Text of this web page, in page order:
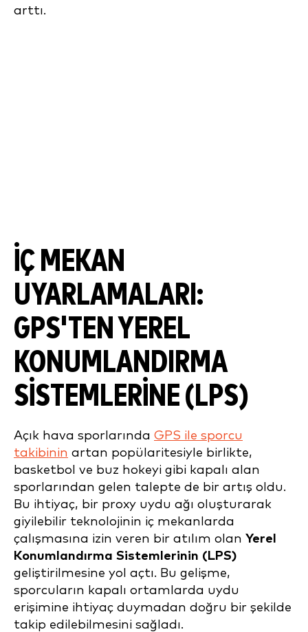
arttı.
İÇ MEKAN
UYARLAMALARI:
GPS'TEN YEREL
KONUMLANDIRMA
SISTEMLERINE (LPS)
Açık hava sporlarında GPS ile sporcu
takibinin artan popülaritesiyle birlikte,
basketbol ve buz hokeyi gibi kapalı alan
sporlarından gelen talepte de bir artış oldu.
Bu ihtiyaç, bir proxy uydu ağı oluşturarak
giyilebilir teknolojinin iç mekanlarda
çalışmasına izin veren bir atılım olan Yerel
Konumlandırma Sistemlerinin (LPS)
geliştirilmesine yol açtı. Bu gelişme,
sporcuların kapalı ortamlarda uydu
erişimine ihtiyaç duymadan doğru bir şekilde
takip edilebilmesini sağladı.